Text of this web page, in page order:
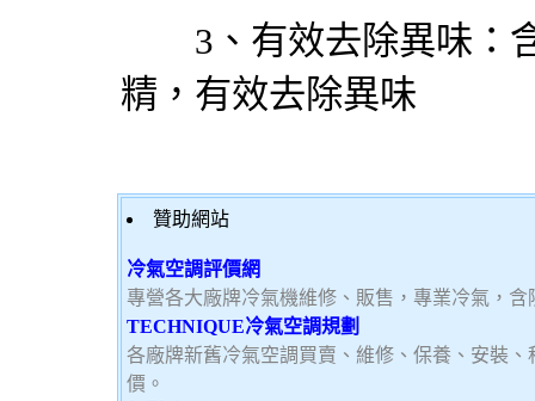
3、有效去除異味：含
精，有效去除異味
贊助網站
冷氣空調評價網
專營各大廠牌冷氣機維修、販售，專業冷氣，
TECHNIQUE冷氣空調規劃
各廠牌新舊冷氣空調買賣、維修、保養、安裝
價。